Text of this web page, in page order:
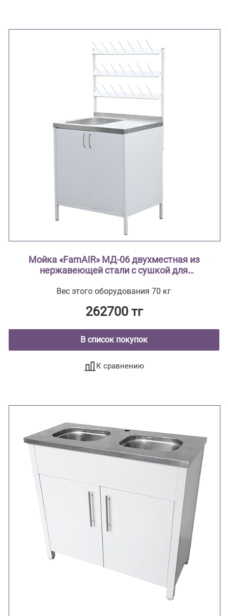
Мойка «FamAIR» МД-06 двухместная из
нержавеющей стали с сушкой для
Вес этого оборудования 70 кг
262700 тг
В список покупок
К сравнению